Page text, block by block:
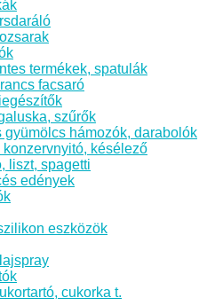
termékek, spatulák
facsaró
szűrők
gyümölcs hámozók, darabolók
konzervnyitó, késélező
liszt, spagetti
edények
eszközök
cukorka t.